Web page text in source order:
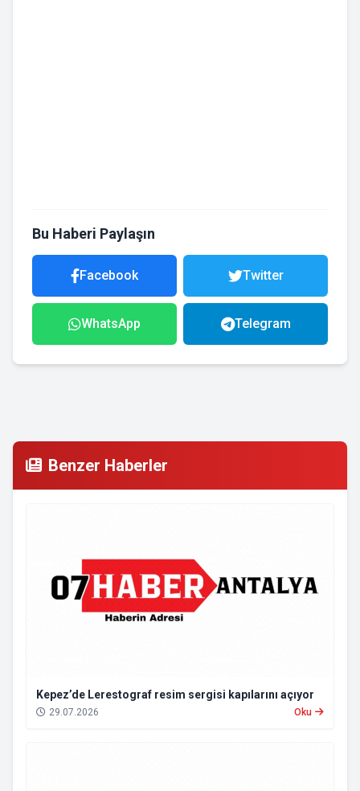
Bu Haberi Paylaşın
Facebook Twitter
WhatsApp Telegram
Benzer Haberler
Kepez’de Lerestograf resim sergisi kapılarını açıyor
29.07.2026 Oku